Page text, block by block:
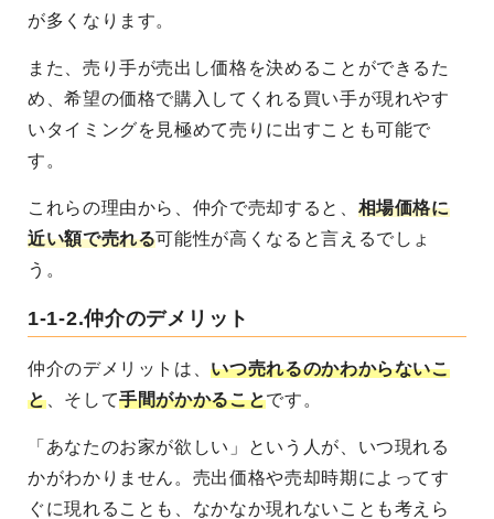
が多くなります。
また、売り手が売出し価格を決めることができるた
め、希望の価格で購入してくれる買い手が現れやす
いタイミングを見極めて売りに出すことも可能で
す。
これらの理由から、仲介で売却すると、 相場価格に
近い額で売れる可能性が高くなると言えるでしょ
う。
1-1-2.仲介のデメリット
仲介のデメリットは、いつ売れるのかわからないこ
と、そして手間がかかることです。
「あなたのお家が欲しい」という人が、いつ現れる
かがわかりません。売出価格や売却時期によってす
ぐに現れることも、なかなか現れないことも考えら